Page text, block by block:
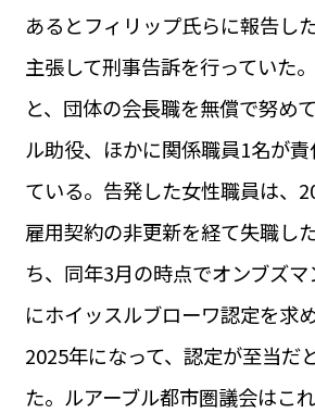
あるとフィリップ氏らに報告し
主張して刑事告訴を行っていた
と、団体の会長職を無償で努め
ル助役、ほかに関係職員1名が
ている。告発した女性職員は、
雇用契約の非更新を経て失職し
ち、同年3月の時点でオンブズマ
にホイッスルブローワ認定を求
2025年になって、認定が至当だ
た。ルアーブル都市圏議会はこ